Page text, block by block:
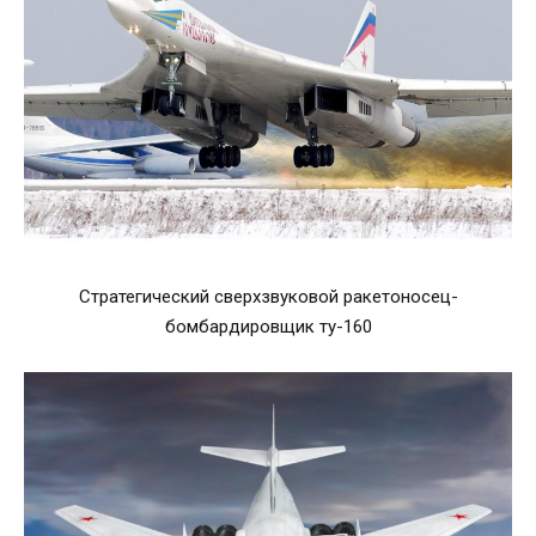
Стратегический сверхзвуковой ракетоносец-
бомбардировщик ту-160